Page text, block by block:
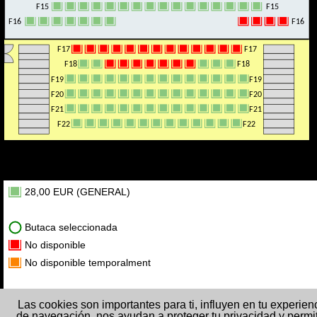
Las cookies son importantes para ti, influyen en tu
F17
F18
F19
F20
F21
F22
F17
F18
F19
F20
F21
F22
F15
F16
F15
F16
F17
F18
F19
F20
F21
F22
F17
F18
F19
F20
F21
F22
F15
F16
F15
F16
28,00 EUR (GENERAL)
Butaca seleccionada
No disponible
No disponible temporalment